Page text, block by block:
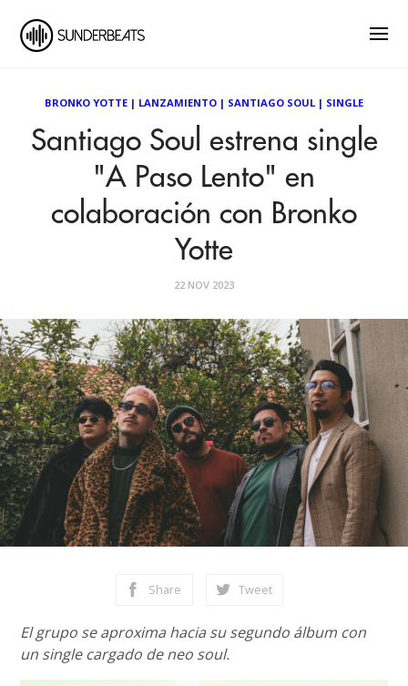
BRONKO YOTTE | LANZAMIENTO | SANTIAGO SOUL | SINGLE
Santiago Soul estrena single
"A Paso Lento" en
colaboración con Bronko
Yotte
22 NOV 2023
Share Tweet
El grupo se aproxima hacia su segundo álbum con
un single cargado de neo soul.